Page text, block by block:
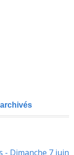
- Dimanche 7 juin